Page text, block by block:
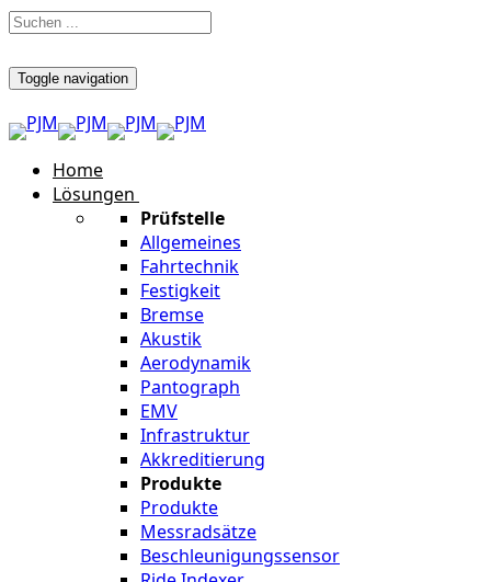
Toggle navigation
Home
Lösungen
Prüfstelle
Allgemeines
Fahrtechnik
Festigkeit
Bremse
Akustik
Aerodynamik
Pantograph
EMV
Infrastruktur
Akkreditierung
Produkte
Produkte
Messradsätze
Beschleunigungssensor